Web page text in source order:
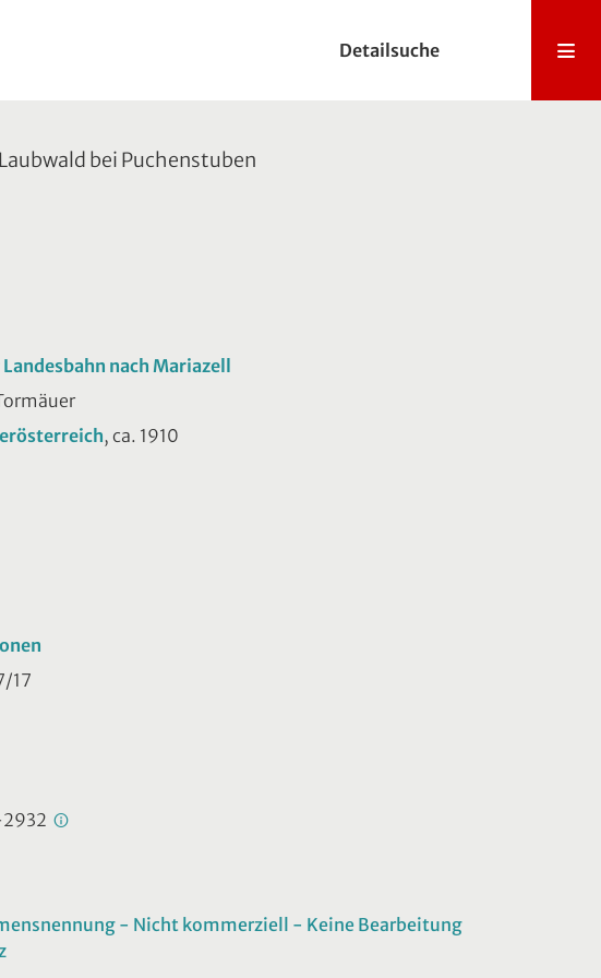
Detailsuche
Laubwald bei Puchenstuben
nach Mariazell
, ca. 1910
17
- Nicht kommerziell - Keine Bearbeitung